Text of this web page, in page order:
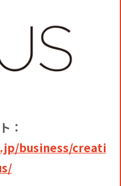
：
business/creati